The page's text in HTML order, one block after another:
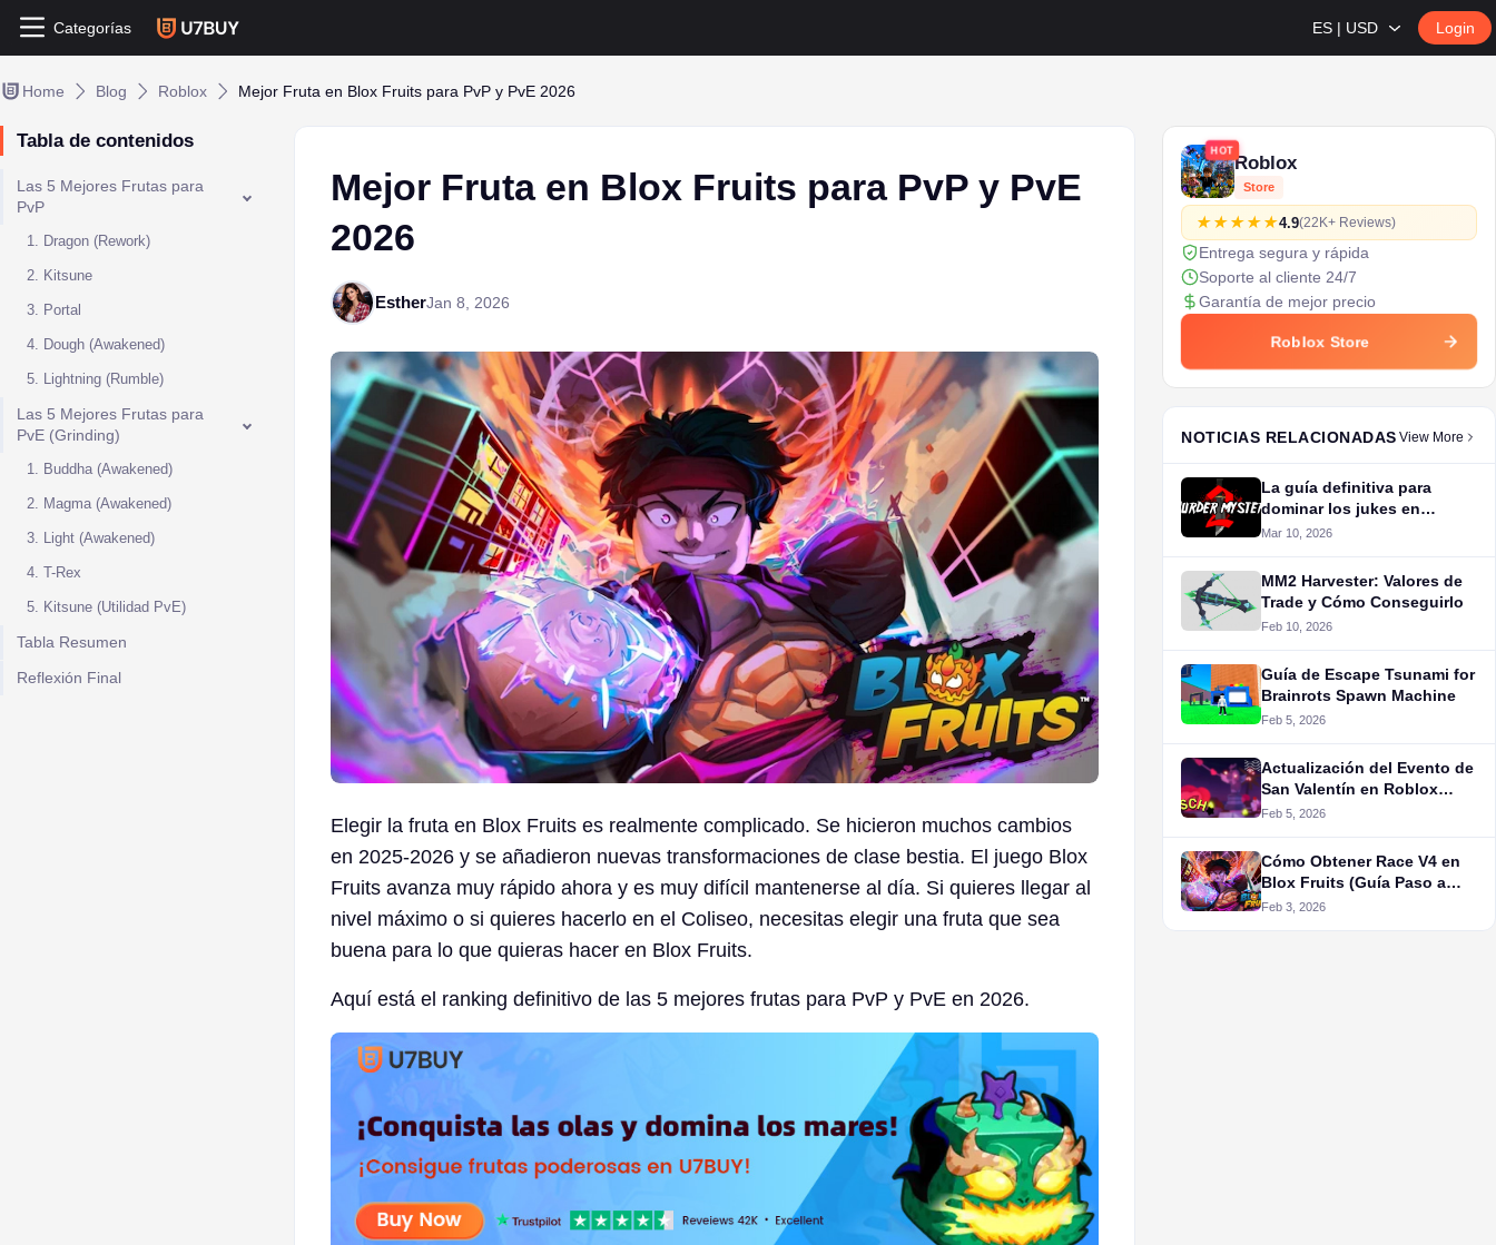
Categorías ES | USD Login
Home Blog Roblox Mejor Fruta en Blox Fruits para PvP y PvE 2026
Tabla de contenidos
Las 5 Mejores Frutas para
PvP
1. Dragon (Rework)
2. Kitsune
3. Portal
4. Dough (Awakened)
5. Lightning (Rumble)
Las 5 Mejores Frutas para
PvE (Grinding)
1. Buddha (Awakened)
2. Magma (Awakened)
3. Light (Awakened)
4. T-Rex
5. Kitsune (Utilidad PvE)
Tabla Resumen
Reflexión Final
Mejor Fruta en Blox Fruits para PvP y PvE
2026
EstherJan 8, 2026
Elegir la fruta en Blox Fruits es realmente complicado. Se hicieron muchos cambios
en 2025-2026 y se añadieron nuevas transformaciones de clase bestia. El juego Blox
Fruits avanza muy rápido ahora y es muy difícil mantenerse al día. Si quieres llegar al
nivel máximo o si quieres hacerlo en el Coliseo, necesitas elegir una fruta que sea
buena para lo que quieras hacer en Blox Fruits.
Aquí está el ranking definitivo de las 5 mejores frutas para PvP y PvE en 2026.
HOT
Roblox
Store
4.9(22K+ Reviews)
Entrega segura y rápida
Soporte al cliente 24/7
Garantía de mejor precio
Roblox Store
NOTICIAS RELACIONADAS View More
La guía definitiva para
dominar los jukes en
Murder Mystery 2
Mar 10, 2026
MM2 Harvester: Valores de
Trade y Cómo Conseguirlo
Feb 10, 2026
Guía de Escape Tsunami for
Brainrots Spawn Machine
Feb 5, 2026
Actualización del Evento de
San Valentín en Roblox
Fisch: Todo lo que
Feb 5, 2026
Cómo Obtener Race V4 en
Blox Fruits (Guía Paso a
Paso)
Feb 3, 2026